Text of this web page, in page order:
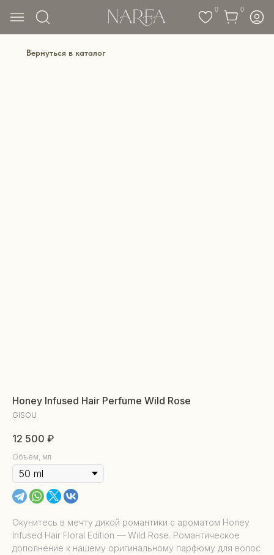
Вернуться в каталог
Honey Infused Hair Perfume Wild Rose
GISOU
12 500 ₽
Объём, мл
Окунитесь в мечту дикой романтики с ароматом Honey
Infused Hair Floral Edition — Wild Rose. Романтическое
дополнение к нашему оригинальному парфюму для волос